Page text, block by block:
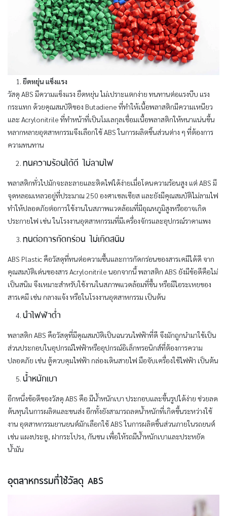
ยืดหยุ่น แข็งแรง
วัสดุ ABS มีความแข็งแรง ยืดหยุ่น ไม่เปราะแตกง่าย ทนทานต่อแรงบีบ แรง
กระแทก ด้วยคุณสมบัติของ Butadiene ที่ทำให้เนื้อพลาสติกมีความเหนียว
และ Acrylonitrile ที่ทำหน้าที่เป็นโมเลกุลเชื่อมเนื้อพลาสติกให้หนาแน่นขึ้น
หลากหลายอุตสาหกรรมจึงเลือกใช้ ABS ในการผลิตชิ้นส่วนต่าง ๆ ที่ต้องการ
ความทนทาน
ทนความร้อนได้ดี ไม่ลามไฟ
พลาสติกทั่วไปมักจะละลายและติดไฟได้ง่ายเมื่อโดนความร้อนสูง แต่ ABS มี
จุดหลอมเหลวอยู่ที่ประมาณ 250 องศาเซลเซียส และยังมีคุณสมบัติไม่ลามไฟ
ทำให้ปลอดภัยต่อการใช้งานในสภาพแวดล้อมที่มีอุณหภูมิสูงหรืออาจเกิด
ประกายไฟ เช่น ในโรงงานอุตสาหกรรมที่มีเครื่องจักรและอุปกรณ์ราคาแพง
ทนต่อการกัดกร่อน ไม่เกิดสนิม
ABS Plastic คือวัสดุที่ทนต่อความชื้นและการกัดกร่อนของสารเคมีได้ดี จาก
คุณสมบัติเด่นของสาร Acrylonitrile นอกจากนี้ พลาสติก ABS ยังมีข้อดีคือไม่
เป็นสนิม จึงเหมาะสำหรับใช้งานในสภาพแวดล้อมที่ชื้น หรือมีไอระเหยของ
สารเคมี เช่น กลางแจ้ง หรือในโรงงานอุตสาหกรรม เป็นต้น
นำไฟฟ้าต่ำ
พลาสติก ABS คือวัสดุที่มีคุณสมบัติเป็นฉนวนไฟฟ้าที่ดี จึงมักถูกนำมาใช้เป็น
ส่วนประกอบในอุปกรณ์ไฟฟ้าหรืออุปกรณ์อิเล็กทรอนิกส์ที่ต้องการความ
ปลอดภัย เช่น ตู้ควบคุมไฟฟ้า กล่องเดินสายไฟ มือจับเครื่องใช้ไฟฟ้า เป็นต้น
น้ำหนักเบา
อีกหนึ่งข้อดีของวัสดุ ABS คือ มีน้ำหนักเบา ประกอบและขึ้นรูปได้ง่าย ช่วยลด
ต้นทุนในการผลิตและขนส่ง อีกทั้งยังสามารถลดน้ำหนักที่เกิดขึ้นระหว่างใช้
งาน อุตสาหกรรมยานยนต์มักเลือกใช้ ABS ในการผลิตชิ้นส่วนภายในรถยนต์
เช่น แผงประตู, ฝากระโปรง, กันชน เพื่อให้รถมีน้ำหนักเบาและประหยัด
น้ำมัน
อุตสาหกรรมที่ใช้วัสดุ ABS